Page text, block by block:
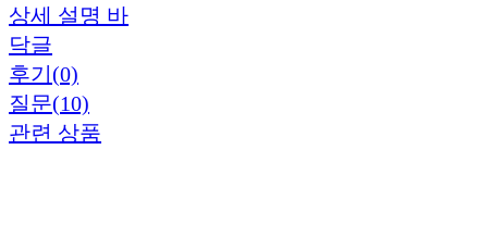
상세 설명 바
닥글
후기(0)
질문(10)
관련 상품